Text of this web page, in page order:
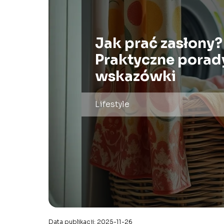
Jak prać zasłony?
Praktyczne
wskazówki
Lifestyle
Data publikacji: 2025-11-26